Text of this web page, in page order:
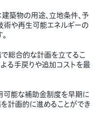
築物の用途、立地条件、予
術や再生可能エネルギーの
総合的な計画を立てるこ
る手戻りや追加コストを最
可能な補助金制度を早期に
計画的に進めることができ